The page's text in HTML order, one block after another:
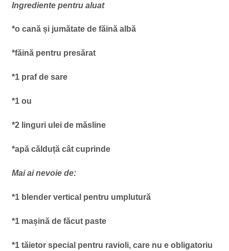
Ingrediente pentru aluat
*o cană și jumătate de făină albă
*făină pentru presărat
*1 praf de sare
*1 ou
*2 linguri ulei de măsline
*apă călduță cât cuprinde
Mai ai nevoie de:
*1 blender vertical pentru umplutură
*1 mașină de făcut paste
*1 tăietor special pentru ravioli, care nu e obligatoriu